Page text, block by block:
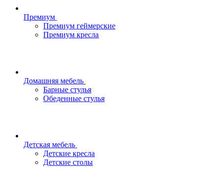
Премиум
Премиум геймерские
Премиум кресла
Домашняя мебель
Барные стулья
Обеденные стулья
Детская мебель
Детские кресла
Детские столы